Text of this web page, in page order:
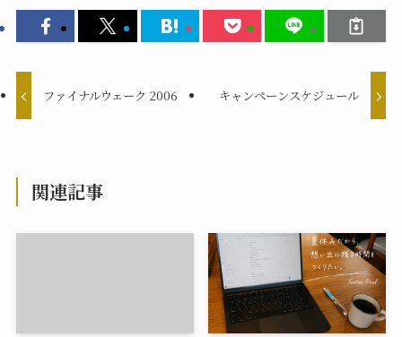
ファイナルウェーク 2006 キャンペーンスケジュール
関連記事